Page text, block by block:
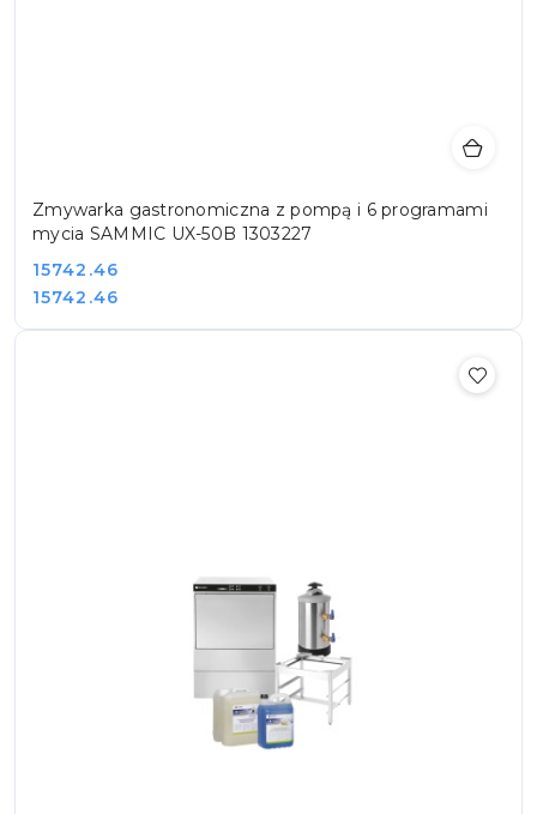
Zmywarka gastronomiczna z pompą i 6 programami
mycia SAMMIC UX-50B 1303227
Cena:
15742.46
Cena:
15742.46